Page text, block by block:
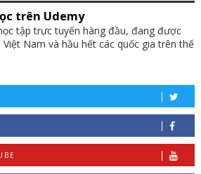
trên Udemy
tập trực tuyến hàng đầu, đang được
Nam và hầu hết các quốc gia trên thế